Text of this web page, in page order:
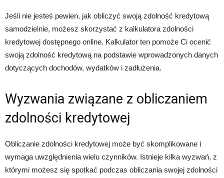
Jeśli nie jesteś pewien, jak obliczyć swoją zdolność kredytową
samodzielnie, możesz skorzystać z kalkulatora zdolności
kredytowej dostępnego online. Kalkulator ten pomoże Ci ocenić
swoją zdolność kredytową na podstawie wprowadzonych danych
dotyczących dochodów, wydatków i zadłużenia.
Wyzwania związane z obliczaniem
zdolności kredytowej
Obliczanie zdolności kredytowej może być skomplikowane i
wymaga uwzględnienia wielu czynników. Istnieje kilka wyzwań, z
którymi możesz się spotkać podczas obliczania swojej zdolności